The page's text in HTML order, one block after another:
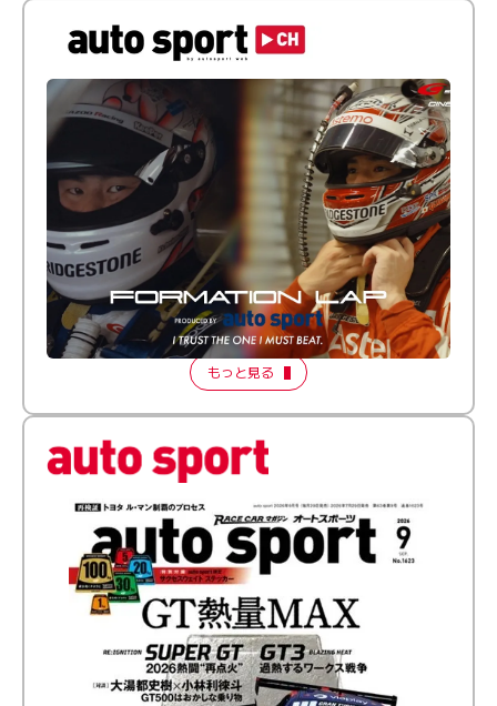
倒す相手を、信じてる。小林利徠斗 × 野村勇斗
【FORMATION LAP Produced by auto sport】
2026 Episode 2
もっと見る